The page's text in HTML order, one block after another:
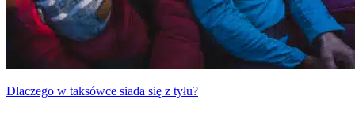
Dlaczego w taksówce siada się z tyłu?